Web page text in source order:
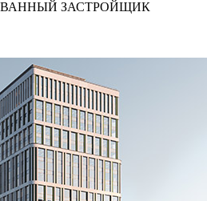
ЗАСТРОЙЩИК